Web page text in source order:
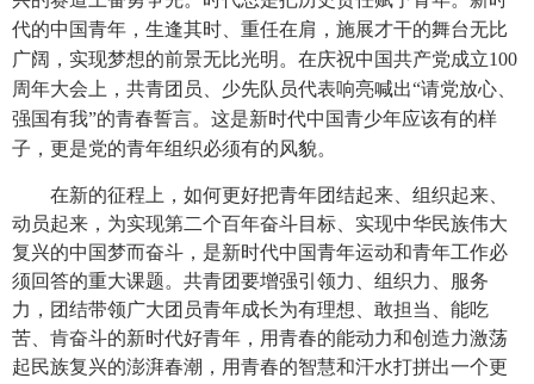
代的中国青年，生逢其时、重任在肩，施展才干的舞台无比
广阔，实现梦想的前景无比光明。在庆祝中国共产党成立100
周年大会上，共青团员、少先队员代表响亮喊出“请党放心、
强国有我”的青春誓言。这是新时代中国青少年应该有的样
子，更是党的青年组织必须有的风貌。
在新的征程上，如何更好把青年团结起来、组织起来、
动员起来，为实现第二个百年奋斗目标、实现中华民族伟大
复兴的中国梦而奋斗，是新时代中国青年运动和青年工作必
须回答的重大课题。共青团要增强引领力、组织力、服务
力，团结带领广大团员青年成长为有理想、敢担当、能吃
苦、肯奋斗的新时代好青年，用青春的能动力和创造力激荡
起民族复兴的澎湃春潮，用青春的智慧和汗水打拼出一个更